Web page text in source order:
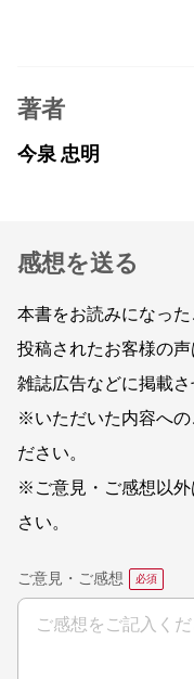
著者
今泉 忠明
感想を送る
本書をお読みになっ
投稿されたお客様の
雑誌広告などに掲載さ
※いただいた内容への
ださい。
※ご意見・ご感想以外
さい。
ご意見・ご感想